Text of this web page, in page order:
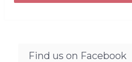
Find us on Facebook